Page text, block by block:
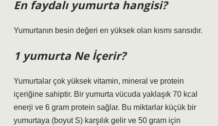
En faydalı yumurta hangisi?
Yumurtanın besin değeri en yüksek olan kısmı sarısıdır.
1 yumurta Ne İçerir?
Yumurtalar çok yüksek vitamin, mineral ve protein
içeriğine sahiptir. Bir yumurta vücuda yaklaşık 70 kcal
enerji ve 6 gram protein sağlar. Bu miktarlar küçük bir
yumurtaya (boyut S) karşılık gelir ve 50 gram için